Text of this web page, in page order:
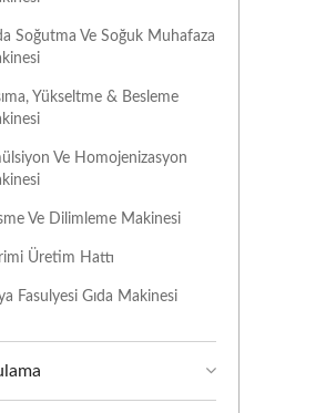
Soğutma Ve Soğuk Muhafaza
Yükseltme & Besleme
Ve Homojenizasyon
Ve Dilimleme Makinesi
Üretim Hattı
Fasulyesi Gıda Makinesi